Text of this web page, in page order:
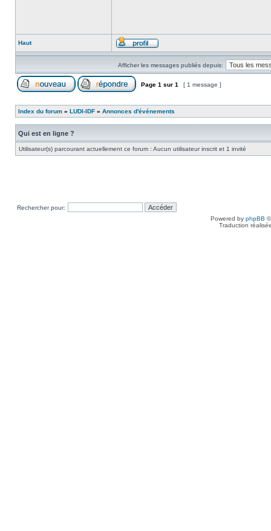
Haut
Afficher les messages publiés depuis:
Page 1 sur 1 [ 1 message ]
Index du forum » LUDI-IDF » Annonces d'événements
Qui est en ligne ?
Utilisateur(s) parcourant actuellement ce forum : Aucun utilisateur inscrit et 1 invité
Rechercher pour:
Powered by phpBB
Traduction